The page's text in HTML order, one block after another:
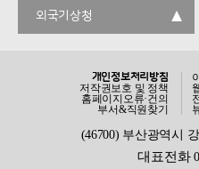
외국기상청
개인정보처리방침
저작권보호 및 정책
홈페이지오류·건의
부서&직원찾기
(46700) 부산광역시
대표전화